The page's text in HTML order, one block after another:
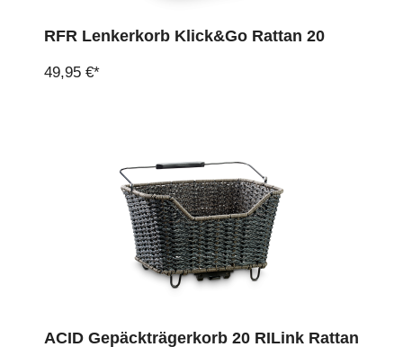
RFR Lenkerkorb Klick&Go Rattan 20
49,95 €*
ACID Gepäckträgerkorb 20 RILink Rattan